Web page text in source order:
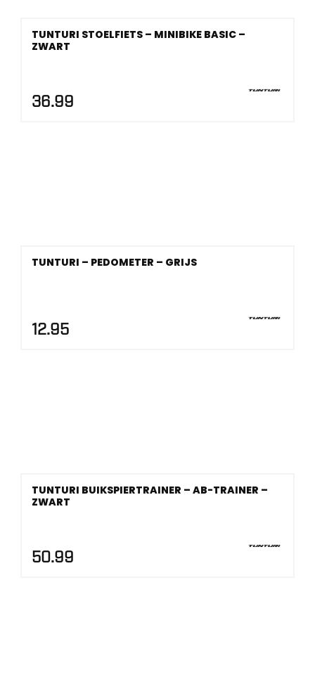
TUNTURI STOELFIETS – MINIBIKE BASIC –
ZWART
36.99
TUNTURI – PEDOMETER – GRIJS
12.95
TUNTURI BUIKSPIERTRAINER – AB-TRAINER –
ZWART
50.99